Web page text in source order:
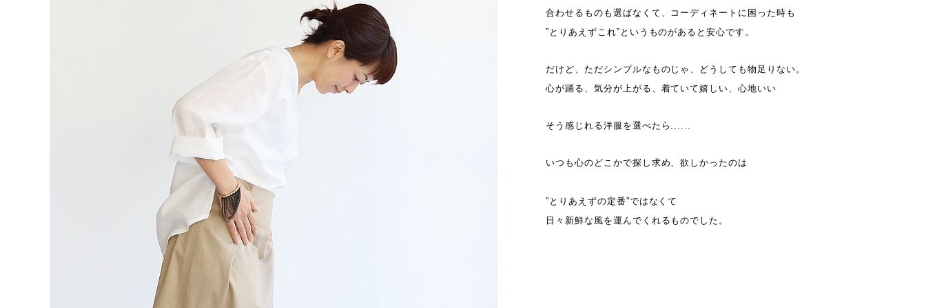
合わせるものも選ばなくて、コーディネートに困った時も
”とりあえずこれ”というものがあると安心です。
だけど、ただシンプルなものじゃ、どうしても物足りない。
心が踊る、気分が上がる、着ていて嬉しい、心地いい
そう感じれる洋服を選べたら......
いつも心のどこかで探し求め、欲しかったのは
”とりあえずの定番”ではなくて
日々新鮮な風を運んでくれるものでした。